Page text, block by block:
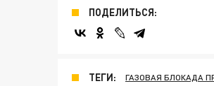
ПОДЕЛИТЬСЯ:
ТЕГИ: ГАЗОВАЯ БЛОКАДА